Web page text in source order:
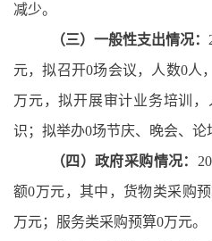
减少。
（三）一般性支出情况：
元，拟召开0场会议，人数0人
万元，拟开展审计业务培训
识；拟举办0场节庆、晚会、论
（四）政府采购情况：
额0万元，其中，货物类采购
万元；服务类采购预算0万元。